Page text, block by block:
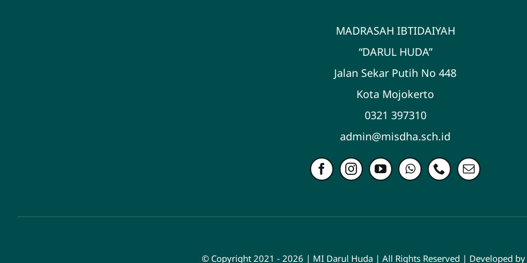
MADRASAH IBTIDAIYAH
“DARUL HUDA”
Jalan Sekar Putih No 448
Kota Mojokerto
0321 397310
admin@misdha.sch.id
© Copyright 2021 - 2026 | MI Darul Huda | All Rights Reserved | Developed by